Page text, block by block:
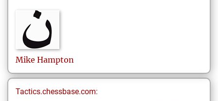
Mike Hampton
Tactics.chessbase.com: